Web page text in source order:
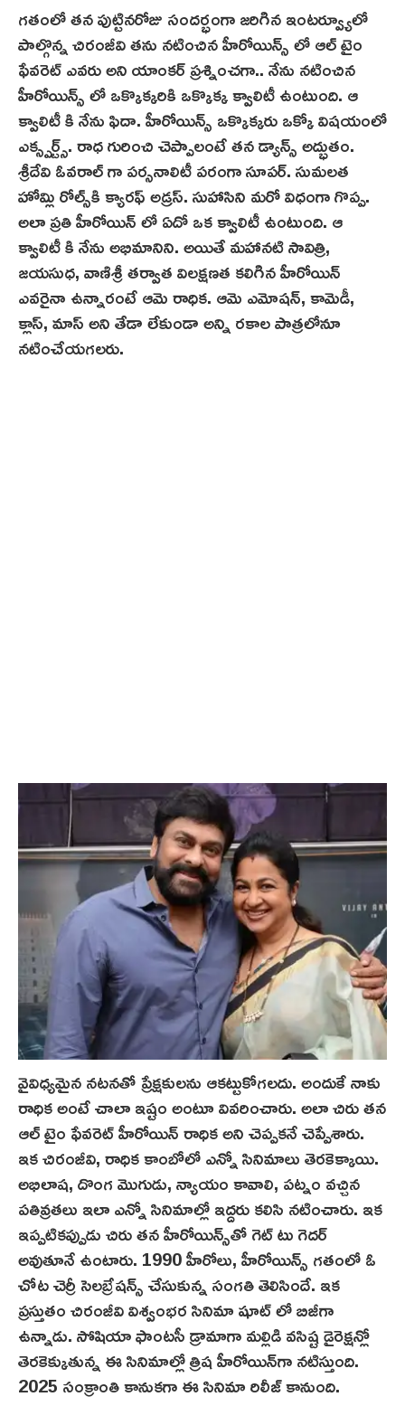
గతంలో తన పుట్టినరోజు సందర్భంగా జరిగిన ఇంటర్వ్యూలో
పాల్గొన్న చిరంజీవి తను నటించిన హీరోయిన్స్ లో ఆల్ టైం
ఫేవరెట్ ఎవరు అని యాంకర్ ప్రశ్నించగా.. నేను నటించిన
హీరోయిన్స్ లో ఒక్కొక్కరికి ఒక్కొక్క క్వాలిటీ ఉంటుంది. ఆ
క్వాలిటీ కి నేను ఫిదా. హీరోయిన్స్ ఒక్కొక్కరు ఒక్కో విషయంలో
ఎక్స్పర్ట్స్. రాధ గురించి చెప్పాలంటే తన డ్యాన్స్ అద్భుతం.
శ్రీదేవి ఓవరాల్ గా పర్సనాలిటీ పరంగా సూపర్. సుమలత
హోమ్లి రోల్స్‌కి క్యారఫ్ అడ్రస్. సుహాసిని మరో విధంగా గొప్ప.
అలా ప్రతి హీరోయిన్ లో ఏదో ఒక క్వాలిటీ ఉంటుంది. ఆ
క్వాలిటీ కి నేను అభిమానిని. అయితే మహానటి సావిత్రి,
జయసుధ, వాణిశ్రీ తర్వాత విలక్షణత కలిగిన హీరోయిన్
ఎవరైనా ఉన్నారంటే ఆమె రాధిక. ఆమె ఎమోషన్, కామెడీ,
క్లాస్, మాస్ అని తేడా లేకుండా అన్ని రకాల పాత్రలోనూ
నటించేయగలరు.
వైవిధ్యమైన నటనతో ప్రేక్షకులను ఆకట్టుకోగలదు. అందుకే నాకు
రాధిక అంటే చాలా ఇష్టం అంటూ వివరించారు. అలా చిరు తన
ఆల్ టైం ఫేవరెట్ హీరోయిన్ రాధిక అని చెప్పక‌నే చెప్పేశారు.
ఇక చిరంజీవి, రాధిక కాంబోలో ఎన్నో సినిమాలు తెర‌కెక్కాయి.
అభిలాష, దొంగ మొగుడు, న్యాయం కావాలి, పట్నం వచ్చిన
పతివ్రతలు ఇలా ఎన్నో సినిమాల్లో ఇద్దరు కలిసి నటించారు. ఇక
ఇప్పటికప్పుడు చిరు తన హీరోయిన్స్‌తో గెట్ టు గెదర్
అవుతూనే ఉంటారు. 1990 హీరోలు, హీరోయిన్స్ గతంలో ఓ
చోట చెర్రీ సెలబ్రేషన్స్ చేసుకున్న సంగతి తెలిసిందే. ఇక
ప్రస్తుతం చిరంజీవి విశ్వంభర సినిమా షూట్ లో బిజీగా
ఉన్నాడు. సోషియా ఫాంటసీ డ్రామాగా మల్లిడి వసిష్ట‌ డైరెక్షన్లో
తెరకెక్కుతున్న ఈ సినిమాల్లో త్రిష హీరోయిన్‌గా నటిస్తుంది.
2025 సంక్రాంతి కానుకగా ఈ సినిమా రిలీజ్ కానుంది.